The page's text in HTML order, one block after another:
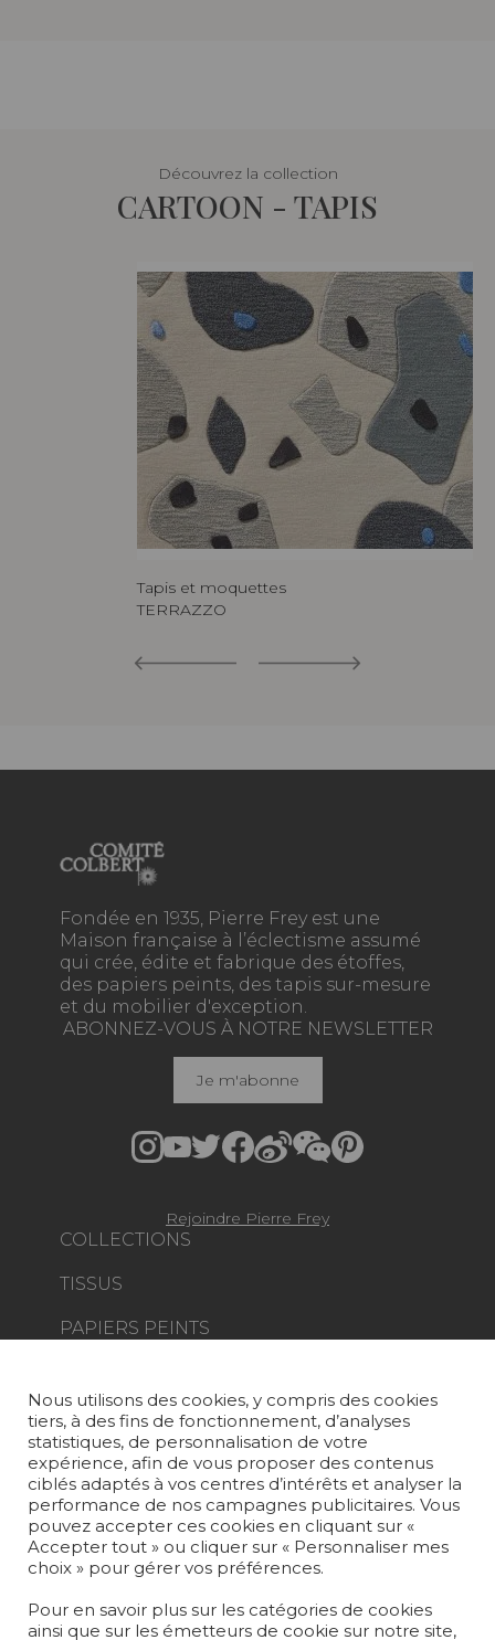
Découvrez la collection
CARTOON - TAPIS
Tapis et moquettes
TERRAZZO
Fondée en 1935, Pierre Frey est une
Maison française à l’éclectisme assumé
qui crée, édite et fabrique des étoffes,
des papiers peints, des tapis sur-mesure
et du mobilier d'exception.
COLLECTIONS
TISSUS
PAPIERS PEINTS
MOBILIER
PROJETS
SUR-MESURE
MAGAZINE
LA MAISON
OÙ NOUS TROUVER ?
ABONNEZ-VOUS À NOTRE NEWSLETTER
Je m'abonne
Rejoindre Pierre Frey
Nous utilisons des cookies, y compris des cookies
tiers, à des fins de fonctionnement, d’analyses
statistiques, de personnalisation de votre
expérience, afin de vous proposer des contenus
ciblés adaptés à vos centres d’intérêts et analyser la
performance de nos campagnes publicitaires. Vous
pouvez accepter ces cookies en cliquant sur «
Accepter tout » ou cliquer sur « Personnaliser mes
choix » pour gérer vos préférences.
Pour en savoir plus sur les catégories de cookies
ainsi que sur les émetteurs de cookie sur notre site,